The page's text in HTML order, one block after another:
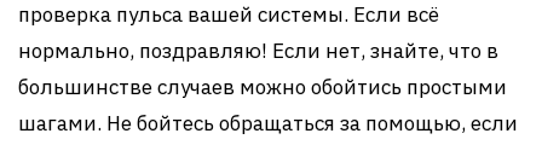
проверка пульса вашей системы. Если всё
нормально, поздравляю! Если нет, знайте, что в
большинстве случаев можно обойтись простыми
шагами. Не бойтесь обращаться за помощью, если